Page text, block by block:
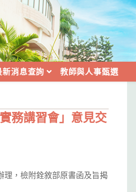
新消息查詢 教師與人事甄選
務講習會」意見交
，檢附銓敘部原書函及旨揭